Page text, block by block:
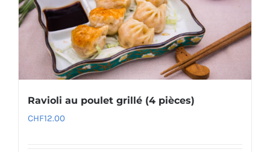
Ravioli au poulet grillé (4 pièces)
CHF12.00